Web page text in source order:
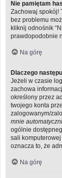
Nie pamiętam
Zachowaj spokój!
bez problemu
kliknij odnośnik
prawdopodobnie
Na górę
Dlaczego
Jeżeli w czasie
zachowa
określony przez
twojego konta
zalogowanym/
mnie
ogólnie
sali
oznacza to, że
Na górę